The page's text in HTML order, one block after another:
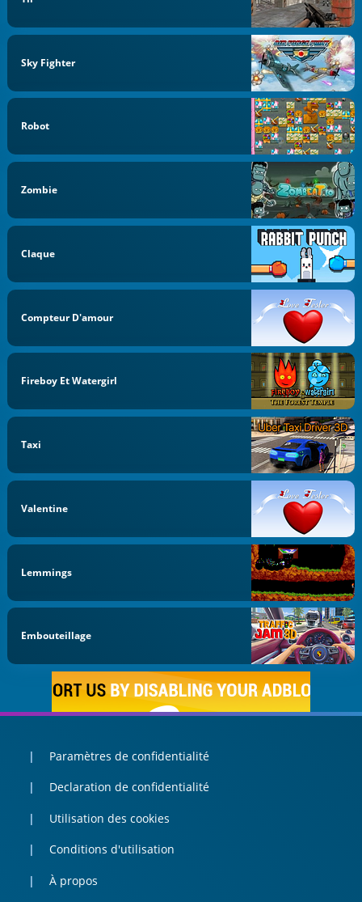
Sky Fighter
Robot
Zombie
Claque
Compteur D'amour
Fireboy Et Watergirl
Taxi
Valentine
Lemmings
Embouteillage
Paramètres de confidentialité
Declaration de confidentialité
Utilisation des cookies
Conditions d'utilisation
À propos